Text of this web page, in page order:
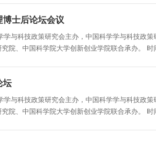
士后论坛会议
学与科技政策研究会主办，中国科学学与科技政
坛
学与科技政策研究会主办，中国科学学与科技政